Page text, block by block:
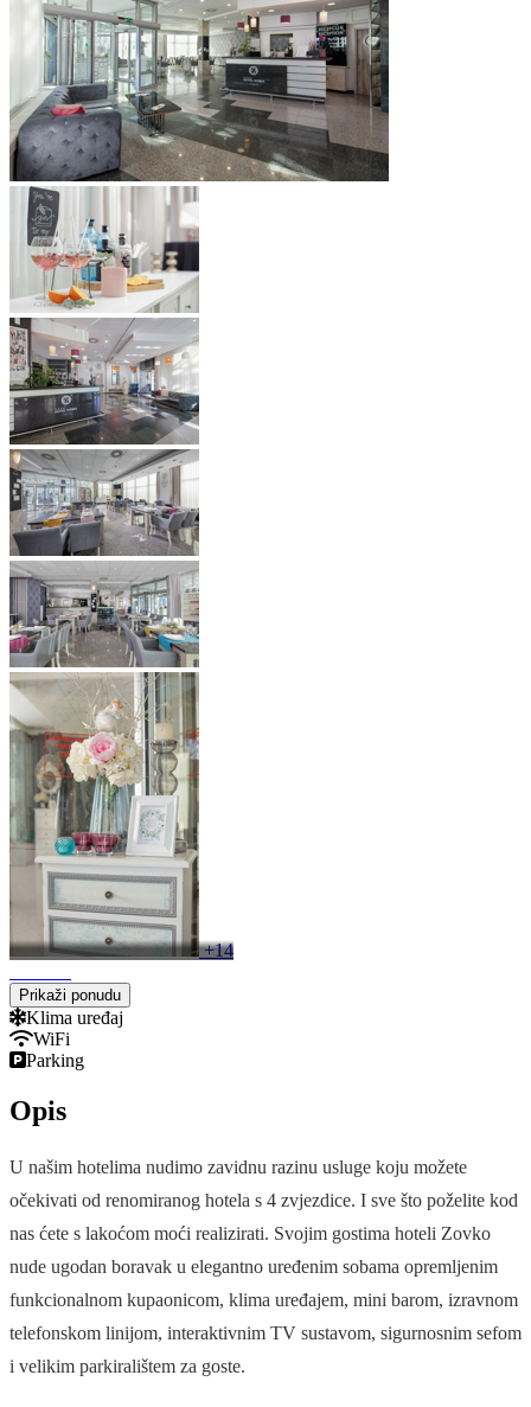
+14
Prikaži ponudu
Klima uređaj
WiFi
Parking
Opis
U našim hotelima nudimo zavidnu razinu usluge koju možete
očekivati od renomiranog hotela s 4 zvjezdice. I sve što poželite kod
nas ćete s lakoćom moći realizirati. Svojim gostima hoteli Zovko
nude ugodan boravak u elegantno uređenim sobama opremljenim
funkcionalnom kupaonicom, klima uređajem, mini barom, izravnom
telefonskom linijom, interaktivnim TV sustavom, sigurnosnim sefom
i velikim parkiralištem za goste.